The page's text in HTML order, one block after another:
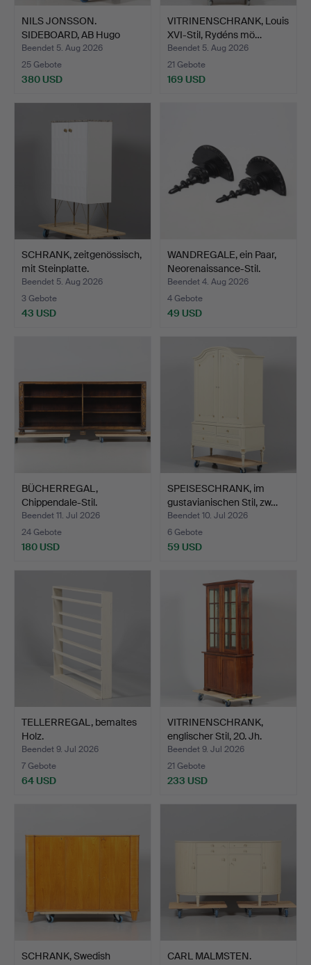
NILS JONSSON.
SIDEBOARD, AB Hugo
Troeds In…
Beendet 5. Aug 2026
25 Gebote
380 USD
VITRINENSCHRANK, Louis
XVI-Stil, Rydéns mö…
Beendet 5. Aug 2026
21 Gebote
169 USD
SCHRANK, zeitgenössisch,
mit Steinplatte.
Beendet 5. Aug 2026
3 Gebote
43 USD
WANDREGALE, ein Paar,
Neorenaissance-Stil.
Beendet 4. Aug 2026
4 Gebote
49 USD
BÜCHERREGAL,
Chippendale-Stil.
Beendet 11. Jul 2026
24 Gebote
180 USD
SPEISESCHRANK, im
gustavianischen Stil, zw…
Beendet 10. Jul 2026
6 Gebote
59 USD
TELLERREGAL, bemaltes
Holz.
Beendet 9. Jul 2026
7 Gebote
64 USD
VITRINENSCHRANK,
englischer Stil, 20. Jh.
Beendet 9. Jul 2026
21 Gebote
233 USD
SCHRANK, Swedish
CARL MALMSTEN.